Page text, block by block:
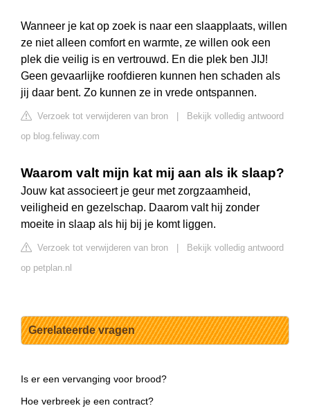
Wanneer je kat op zoek is naar een slaapplaats, willen
ze niet alleen comfort en warmte, ze willen ook een
plek die veilig is en vertrouwd. En die plek ben JIJ!
Geen gevaarlijke roofdieren kunnen hen schaden als
jij daar bent. Zo kunnen ze in vrede ontspannen.
Verzoek tot verwijderen van bron
Bekijk volledig antwoord
op blog.feliway.com
Waarom valt mijn kat mij aan als ik slaap?
Jouw kat associeert je geur met zorgzaamheid,
veiligheid en gezelschap. Daarom valt hij zonder
moeite in slaap als hij bij je komt liggen.
Verzoek tot verwijderen van bron
Bekijk volledig antwoord
op petplan.nl
Gerelateerde vragen
Is er een vervanging voor brood?
Hoe verbreek je een contract?